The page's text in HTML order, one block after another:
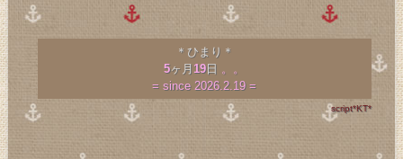
＊ひまり＊
5ヶ月 19日 。。
= since 2026.2.19 =
script*KT*